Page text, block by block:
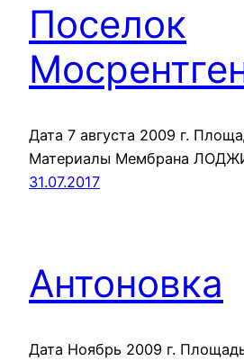
Поселок
Дата 7 августа 2009 г.
Материалы Мембрана
31.07.2017
Антоновка
Дата Ноябрь 2009 г.